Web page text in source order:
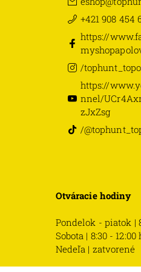
+421 908 454
https://
/
https://
nnel/
zJxZsg
/
Otváracie hodiny
Pondelok - piatok |
Sobota | 8:30 - 12:00
Nedeľa | zatvorené